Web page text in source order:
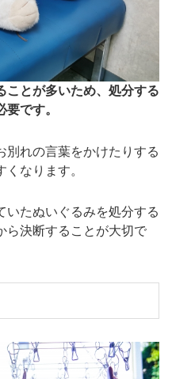
ことが多いため、処分する
です。
別れの言葉をかけたりする
なります。
いたぬいぐるみを処分する
ら決断することが大切で